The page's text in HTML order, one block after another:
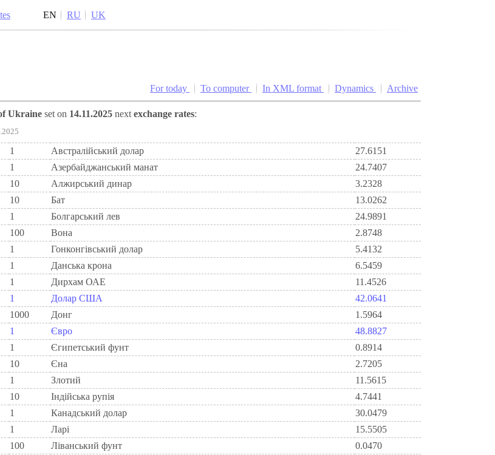
EN RU UK
For today To computer In XML format Dynamics Archive
Ukraine set on 14.11.2025 next exchange rates:
1 Австралійський долар
27.6151
1 Азербайджанський манат
24.7407
10 Алжирський динар
3.2328
10 Бат
13.0262
1 Болгарський лев
24.9891
100 Вона
2.8748
1 Гонконгівський долар
5.4132
1 Данська крона
6.5459
1 Дирхам ОАЕ
11.4526
1 Долар США
42.0641
1000 Донг
1.5964
1 Євро
48.8827
1 Єгипетський фунт
0.8914
10 Єна
2.7205
1 Злотий
11.5615
10 Індійська рупія
4.7441
1 Канадський долар
30.0479
1 Ларi
15.5505
100 Ліванський фунт
0.0470